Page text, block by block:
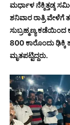
ಮರ್ಧಾಳ ನೆಕ್ಕಿತ್ತಡ್ಕ
ಶನಿವಾರ ರಾತ್ರಿ ವೇಳೆಗೆ
ಸುಬ್ರಹ್ಮಣ್ಯ ಕಡೆಯಿಂದ
800 ಕಾರೊಂದು ಢಿಕ್ಕಿ
ಮೃತಪಟ್ಟಿದ್ದರು.